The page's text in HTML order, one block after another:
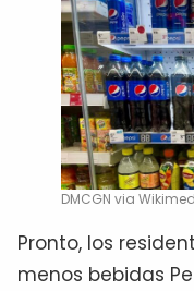
DMCGN via
Pronto, los
menos bebidas